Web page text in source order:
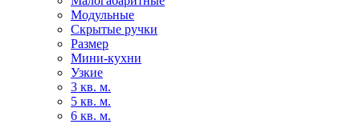
Модульные
Скрытые ручки
Размер
Мини-кухни
Узкие
3 кв. м.
5 кв. м.
6 кв. м.